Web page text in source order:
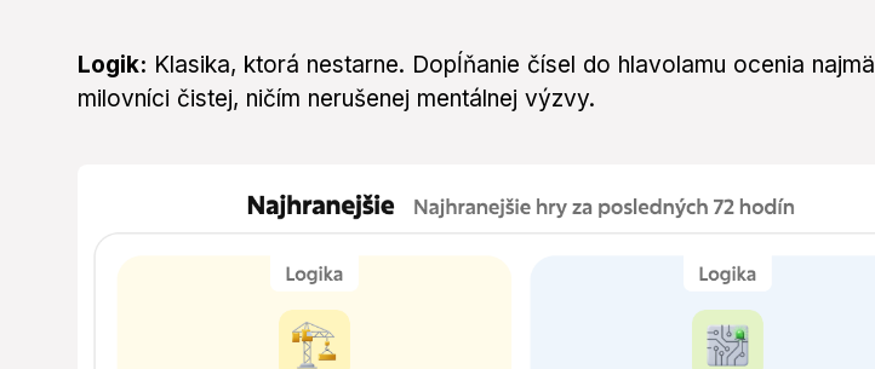
Logik: Klasika, ktorá nestarne. Dopĺňanie čísel do hlavolamu ocenia najmä
milovníci čistej, ničím nerušenej mentálnej výzvy.